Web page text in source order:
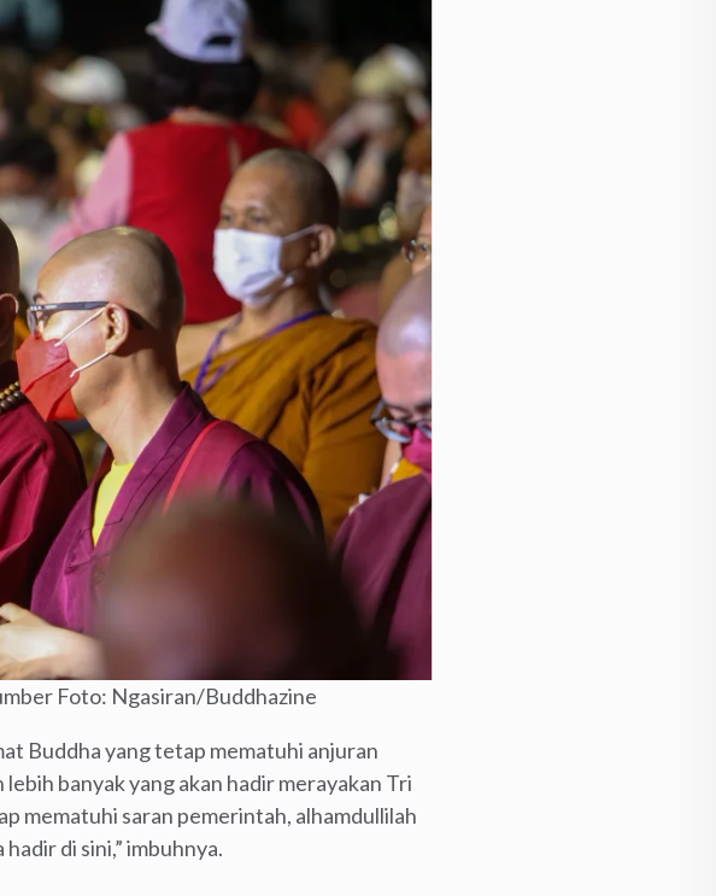
Foto: Ngasiran/Buddhazine
Buddha yang tetap mematuhi anjuran
banyak yang akan hadir merayakan Tri
mematuhi saran pemerintah, alhamdullilah
di sini,” imbuhnya.